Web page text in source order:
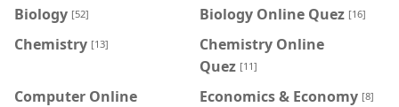
Biology [52] Biology Online Quez [16]
Chemistry [13]
Chemistry Online
Quez [11]
Computer Online
Economics & Economy [8]